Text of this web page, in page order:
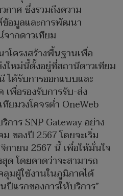
กาศ ซึ่งรวมถึงความ
ข้อมูลและการพัฒนา
ากดาวเทียม
โครงสร้างพื้นฐานเพื่อ
ใหม่นี้ตั้งอยู่ที่สถานีดาวเทียม
ได้รับการออกแบบและ
พื่อรองรับการรับ-ส่ง
ยมวงโคจรต่ำ OneWeb
าร SNP Gateway อย่าง
ของปี 2567 โดยจะเริ่ม
ายน 2567 นี้ เพื่อให้มั่นใจ
ด โดยคาดว่าจะสามารถ
มผู้ใช้งานในภูมิภาคได้
ปีแรกของการให้บริการ”